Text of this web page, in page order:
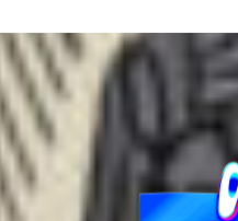
営委員会／協力